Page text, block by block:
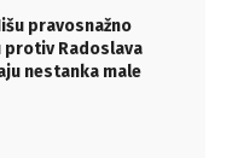
pravosnažno
Radoslava
nestanka male